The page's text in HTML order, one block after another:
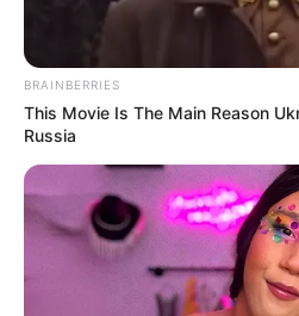
2600 milliárd
közpénznek
Tisza! Vége
rejtőzködésének?
June 11, 2026
BRAINBERRIES
This Movie Is The Main Reason
Russia